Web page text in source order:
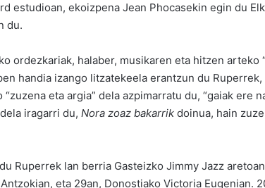
estudioan, ekoizpena Jean Phocasekin egin du
du.
ordezkariak, halaber, musikaren eta hitzen arteko
handia izango litzatekeela erantzun du
eta argia” dela azpimarratu du, “gaiak ere
iragarri du, Nora zoaz bakarrik doinua, hain
Ruperrek lan berria Gasteizko Jimmy Jazz
eta 29an, Donostiako Victoria Eugenian.